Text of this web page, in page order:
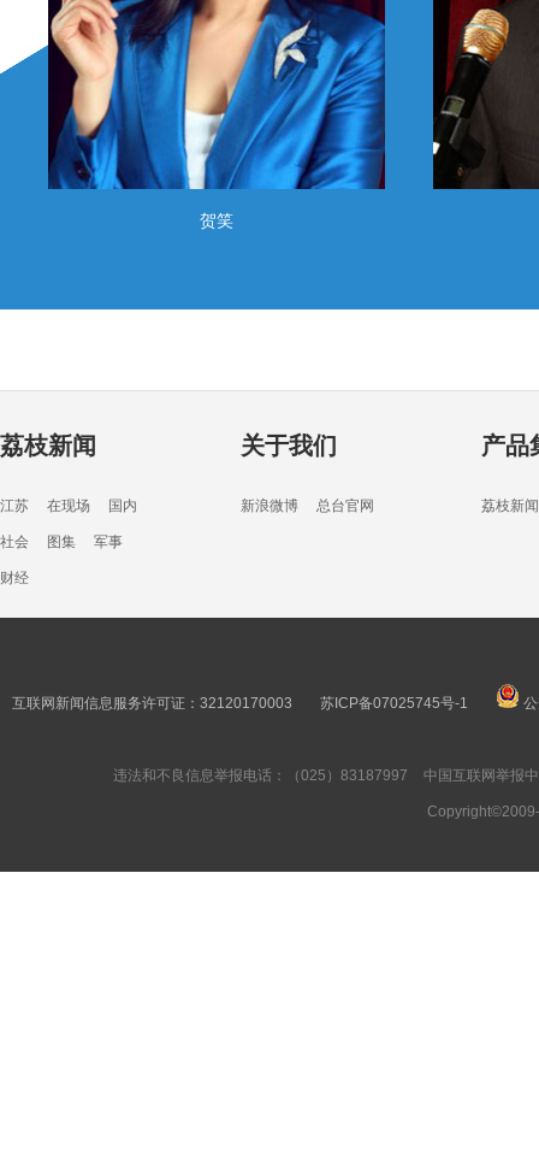
贺笑
荔枝新闻
江苏 在现场 国内
社会 图集 军事
财经
关于我们
新浪微博 总台官网
产品
荔枝新闻
互联网新闻信息服务许可证：32120170003 苏ICP备07025745号-1
违法和不良信息举报电话：（025）83187997 中国互联网举报